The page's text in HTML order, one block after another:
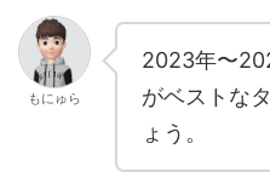
もにゅら
2023年〜
がベストな
ょう。